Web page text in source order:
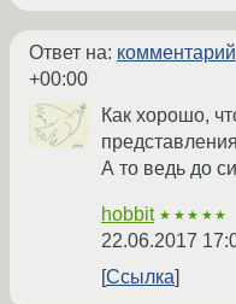
Ответ на: комментарий
+00:00
Как хорошо,
А то ведь до
hobbit ★★★★★
22.06.2017
Ссылка